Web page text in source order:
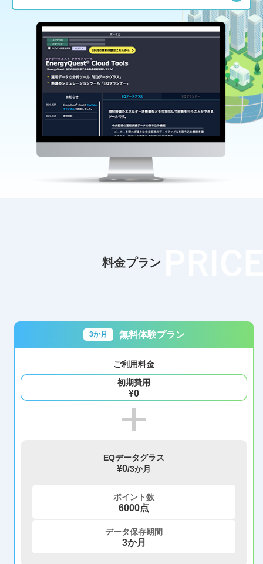
料金プラン
3か月 無料体験プラン
ご利用料金
初期費用
¥0
EQデータグラス
¥0/3か月
ポイント数
6000点
データ保存期間
3か月